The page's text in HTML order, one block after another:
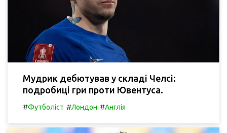
Мудрик дебютував у складі Челсі:
подробиці гри проти Ювентуса.
#Футболіст #Лондон #Англія